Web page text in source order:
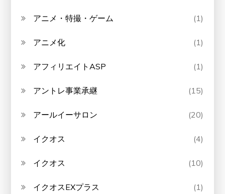
アニメ・特撮・ゲーム (1)
アニメ化 (1)
アフィリエイトASP (1)
アントレ事業承継 (15)
アールイーサロン (20)
イクオス (4)
イクオス (10)
イクオスEXプラス (1)